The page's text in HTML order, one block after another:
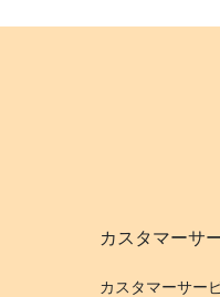
カスタマーサ
カスタマーサー